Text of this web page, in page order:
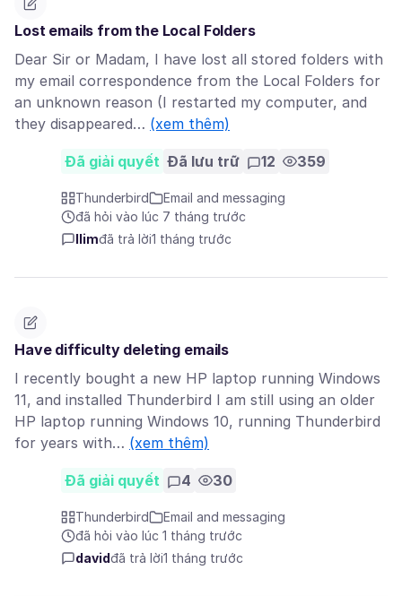
Lost emails from the Local Folders
Dear Sir or Madam, I have lost all stored folders with
my email correspondence from the Local Folders for
an unknown reason (I restarted my computer, and
they disappeared… (xem thêm)
Đã giải quyết Đã lưu trữ 12 359
Thunderbird
Email and messaging
đã hỏi vào lúc 7 tháng trước
llimđã trả lời1 tháng trước
Have difficulty deleting emails
I recently bought a new HP laptop running Windows
11, and installed Thunderbird I am still using an older
HP laptop running Windows 10, running Thunderbird
for years with… (xem thêm)
Đã giải quyết 4 30
Thunderbird
Email and messaging
đã hỏi vào lúc 1 tháng trước
davidđã trả lời1 tháng trước